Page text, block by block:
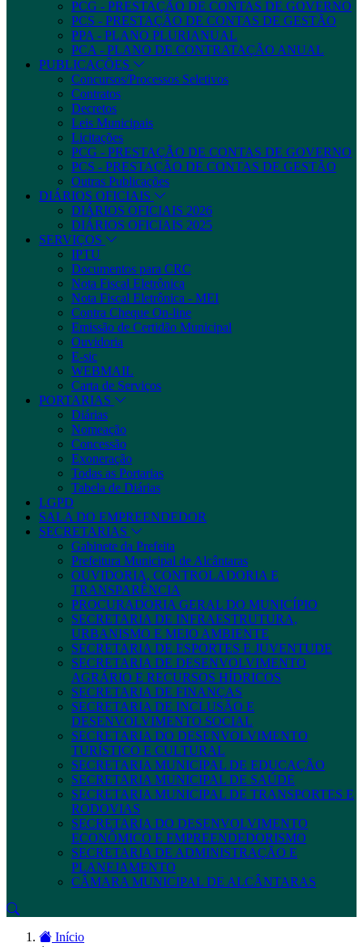
PCG - PRESTAÇÃO DE CONTAS DE GOVERNO
PCS - PRESTAÇÃO DE CONTAS DE GESTÃO
PPA - PLANO PLURIANUAL
PCA - PLANO DE CONTRATAÇÃO ANUAL
PUBLICAÇÕES
Concursos/Processos Seletivos
Contratos
Decretos
Leis Municipais
Licitações
PCG - PRESTAÇÃO DE CONTAS DE GOVERNO
PCS - PRESTAÇÃO DE CONTAS DE GESTÃO
Outras Publicações
DIÁRIOS OFICIAIS
DIÁRIOS OFICIAIS 2026
DIÁRIOS OFICIAIS 2025
SERVIÇOS
IPTU
Documentos para CRC
Nota Fiscal Eletrônica
Nota Fiscal Eletrônica - MEI
Contra Cheque On-line
Emissão de Certidão Municipal
Ouvidoria
E-sic
WEBMAIL
Carta de Serviços
PORTARIAS
Diárias
Nomeação
Concessão
Exoneração
Todas as Portarias
Tabela de Diárias
LGPD
SALA DO EMPREENDEDOR
SECRETARIAS
Gabinete da Prefeita
Prefeitura Municipal de Alcântaras
OUVIDORIA, CONTROLADORIA E
TRANSPARÊNCIA
PROCURADORIA GERAL DO MUNICÍPIO
SECRETARIA DE INFRAESTRUTURA,
URBANISMO E MEIO AMBIENTE
SECRETARIA DE ESPORTES E JUVENTUDE
SECRETARIA DE DESENVOLVIMENTO
AGRÁRIO E RECURSOS HÍDRICOS
SECRETARIA DE FINANÇAS
SECRETARIA DE INCLUSÃO E
DESENVOLVIMENTO SOCIAL
SECRETARIA DO DESENVOLVIMENTO
TURÍSTICO E CULTURAL
SECRETARIA MUNICIPAL DE EDUCAÇÃO
SECRETARIA MUNICIPAL DE SAÚDE
SECRETARIA MUNICIPAL DE TRANSPORTES E
RODOVIAS
SECRETARIA DO DESENVOLVIMENTO
ECONÔMICO E EMPREENDEDORISMO
SECRETARIA DE ADMINISTRAÇÃO E
PLANEJAMENTO
CÂMARA MUNICIPAL DE ALCÂNTARAS
Início